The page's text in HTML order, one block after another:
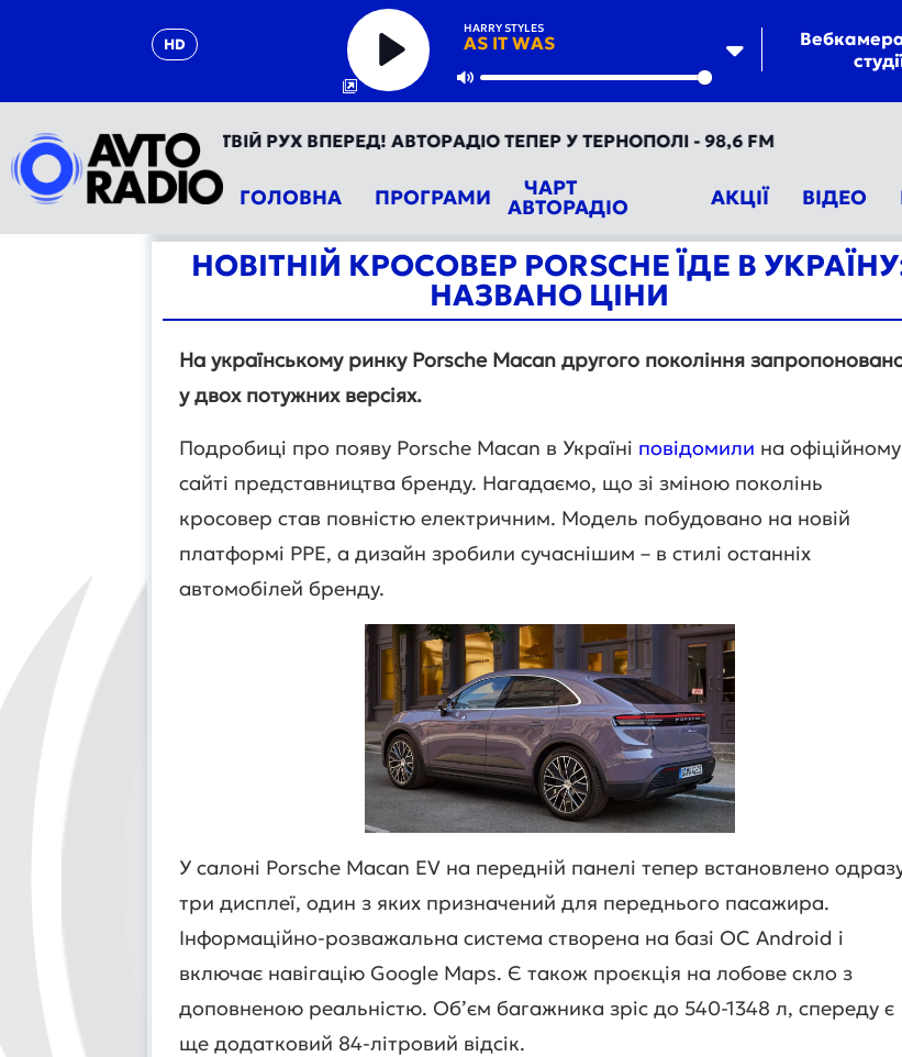
HD
HARRY STYLES
AS IT WAS
Play
Mute
УКРАЇНА - ТВІЙ РУХ ВПЕРЕД! АВТОРАДІО ТЕПЕР У ТЕРНОПОЛІ - 98,6 FM
ГОЛОВНА ПРОГРАМИ ЧАРТ
АВТОРАДІО АКЦІЇ ВІДЕО
НОВІТНІЙ КРОСОВЕР PORSCHE ЇДЕ В
НАЗВАНО ЦІНИ
На українському ринку Porsche Macan другого покоління
у двох потужних версіях.
Подробиці про появу Porsche Macan в Україні повідомили на офіційному
сайті представництва бренду. Нагадаємо, що зі зміною поколінь
кросовер став повністю електричним. Модель побудовано на новій
платформі PPE, а дизайн зробили сучаснішим – в стилі останніх
автомобілей бренду.
У салоні Porsche Macan EV на передній панелі тепер встановлено
три дисплеї, один з яких призначений для переднього пасажира.
Інформаційно-розважальна система створена на базі ОС Android і
включає навігацію Google Maps. Є також проєкція на лобове скло з
доповненою реальністю. Об’єм багажника зріс до 540-1348 л, спереду є
ще додатковий 84-літровий відсік.